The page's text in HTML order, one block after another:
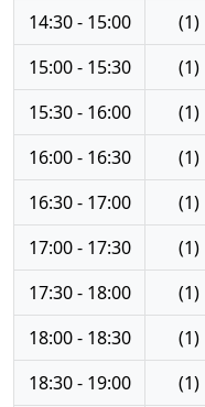
14:30 - 15:00
(1)
15:00 - 15:30
(1)
15:30 - 16:00
(1)
16:00 - 16:30
(1)
16:30 - 17:00
(1)
17:00 - 17:30
(1)
17:30 - 18:00
(1)
18:00 - 18:30
(1)
18:30 - 19:00
(1)